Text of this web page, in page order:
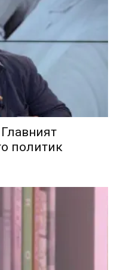
политик